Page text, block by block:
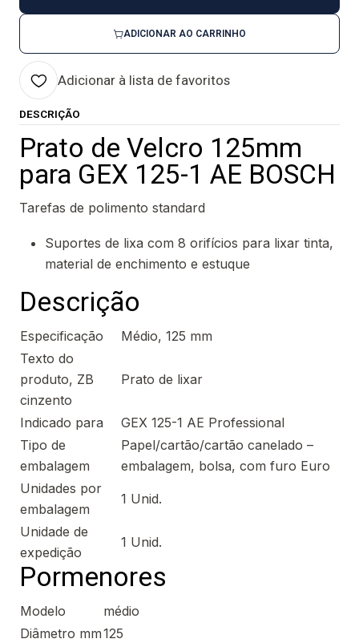
ADICIONAR AO CARRINHO
Adicionar à lista de favoritos
DESCRIÇÃO
Prato de Velcro 125mm
para GEX 125-1 AE BOSCH
Tarefas de polimento standard
Suportes de lixa com 8 orifícios para lixar tinta,
material de enchimento e estuque
Descrição
Especificação
Médio, 125 mm
Texto do
produto, ZB
cinzento
Prato de lixar
Indicado para
GEX 125-1 AE Professional
Tipo de
embalagem
Papel/cartão/cartão canelado –
embalagem, bolsa, com furo Euro
Unidades por
embalagem
1 Unid.
Unidade de
expedição
1 Unid.
Pormenores
Modelo
médio
Diâmetro mm125